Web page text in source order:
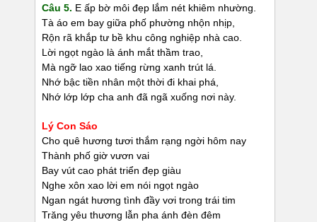
Câu 5. E ấp bờ môi đẹp lắm nét khiêm nhường.
Tà áo em bay giữa phố phường nhộn nhịp,
Rộn rã khắp tư bề khu công nghiệp nhà cao.
Lời ngọt ngào là ánh mắt thầm trao,
Mà ngỡ lao xao tiếng rừng xanh trút lá.
Nhớ bậc tiền nhân một thời đi khai phá,
Nhớ lớp lớp cha anh đã ngã xuống nơi này.
Lý Con Sáo
Cho quê hương tươi thắm rạng ngời hôm nay
Thành phố giờ vươn vai
Bay vút cao phát triển đẹp giàu
Nghe xôn xao lời em nói ngọt ngào
Ngan ngát hương tình đầy vơi trong trái tim
Trăng yêu thương lẫn pha ánh đèn đêm